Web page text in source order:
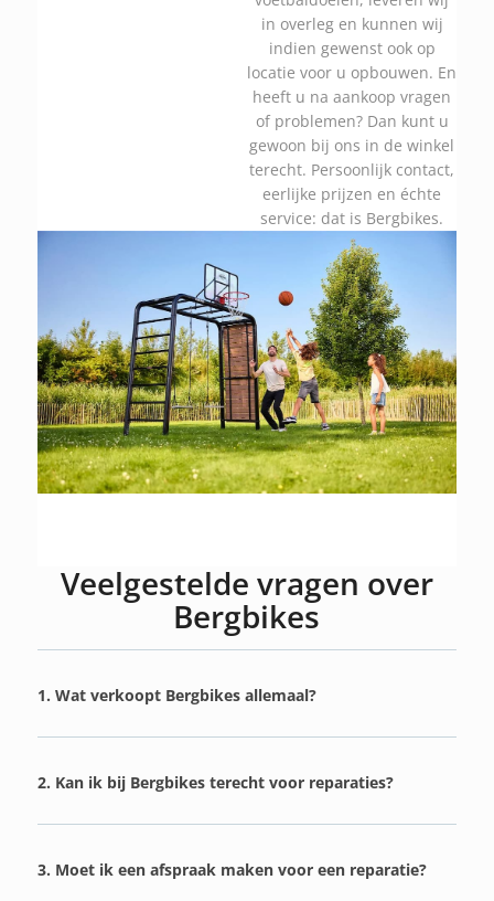
in overleg en kunnen wij
indien gewenst ook op
locatie voor u opbouwen. En
heeft u na aankoop vragen
of problemen? Dan kunt u
gewoon bij ons in de winkel
terecht. Persoonlijk contact,
eerlijke prijzen en échte
service: dat is Bergbikes.
Veelgestelde vragen over
Bergbikes
1. Wat verkoopt Bergbikes allemaal?
2. Kan ik bij Bergbikes terecht voor reparaties?
3. Moet ik een afspraak maken voor een reparatie?